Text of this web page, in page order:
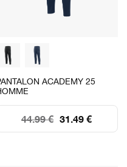
ACADEMY 25
31.49 €
44.99 €